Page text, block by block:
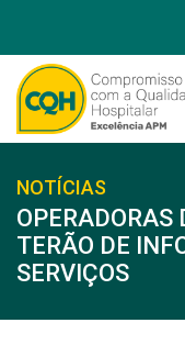
NOTÍCIAS
OPERADORAS
TERÃO DE
SERVIÇOS